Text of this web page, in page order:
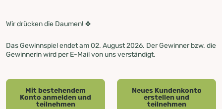
Wir drücken die Daumen! 🍀
Das Gewinnspiel endet am 02. August 2026. Der Gewinner bzw. die
Gewinnerin wird per E-Mail von uns verständigt.
Mit bestehendem
Konto anmelden und
teilnehmen
Neues Kundenkonto
erstellen und
teilnehmen